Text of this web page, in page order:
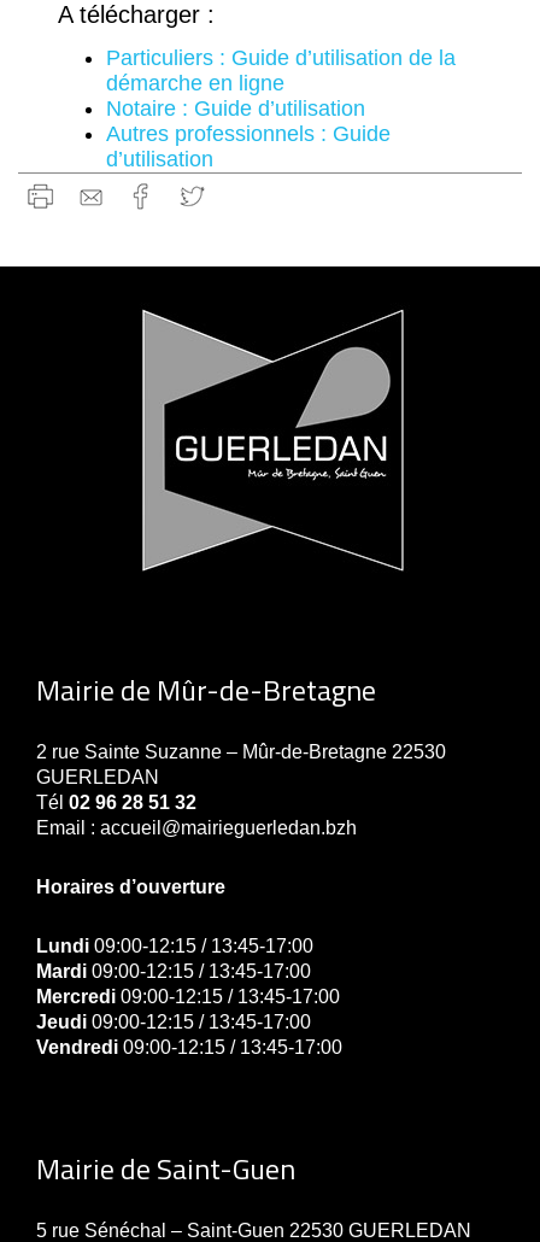
A télécharger :
Particuliers : Guide d’utilisation de la
démarche en ligne
Notaire : Guide d’utilisation
Autres professionnels : Guide
d’utilisation
Mairie de Mûr-de-Bretagne
2 rue Sainte Suzanne – Mûr-de-Bretagne 22530
GUERLEDAN
Tél 02 96 28 51 32
Email : accueil@mairieguerledan.bzh
Horaires d’ouverture
Lundi 09:00-12:15 / 13:45-17:00
Mardi 09:00-12:15 / 13:45-17:00
Mercredi 09:00-12:15 / 13:45-17:00
Jeudi 09:00-12:15 / 13:45-17:00
Vendredi 09:00-12:15 / 13:45-17:00
Mairie de Saint-Guen
5 rue Sénéchal – Saint-Guen 22530 GUERLEDAN